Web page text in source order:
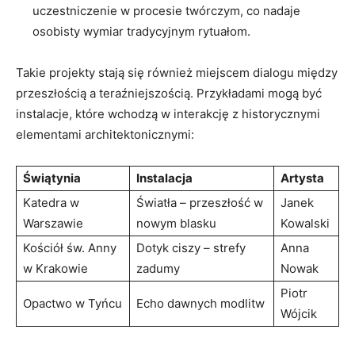
uczestniczenie w procesie twórczym, co nadaje
osobisty wymiar ‍tradycyjnym rytuałom.
Takie projekty stają się również ‌miejscem dialogu między
przeszłością a teraźniejszością. Przykładami mogą być
instalacje, które wchodzą w interakcję z⁤ historycznymi
⁣elementami architektonicznymi:
Świątynia Instalacja
Artysta
Katedra ​w⁢
Warszawie
Światła – przeszłość w
nowym blasku
Janek
Kowalski
Kościół św. Anny
w ‍Krakowie
Dotyk ciszy – strefy
‍zadumy
Anna
Nowak
Opactwo w Tyńcu Echo dawnych modlitw
Piotr
⁢Wójcik